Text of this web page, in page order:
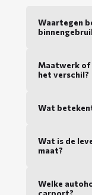
Waartegen
Maatwerk of
het verschil?
Wat
Wat is de
maat?
Welke
carport?